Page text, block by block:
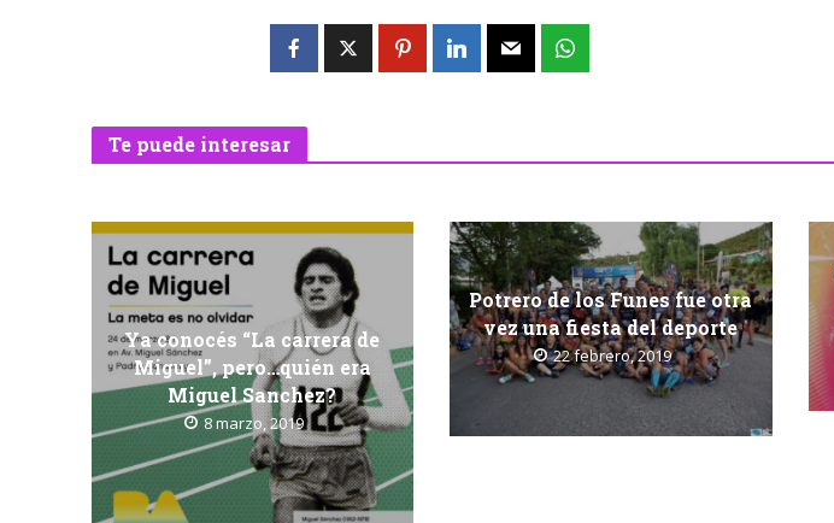
Te puede interesar
Ya conocés “La carrera de
Miguel”, pero…quién era
Miguel Sanchez?
8 marzo, 2019
Potrero de los Funes fue otra
vez una fiesta del deporte
22 febrero, 2019